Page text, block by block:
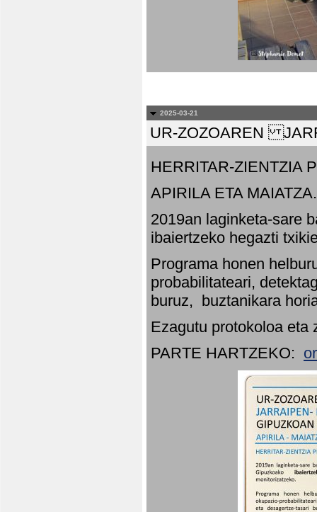
2025-03-21
UR-ZOZOAREN
HERRITAR-ZIENTZIA
APIRILA ETA MAIATZA.
2019an laginketa-sare
ibaiertzeko hegazti
Programa honen
probabilitateari,
buruz, buztanikara
Ezagutu protokoloa eta
PARTE HARTZEKO: